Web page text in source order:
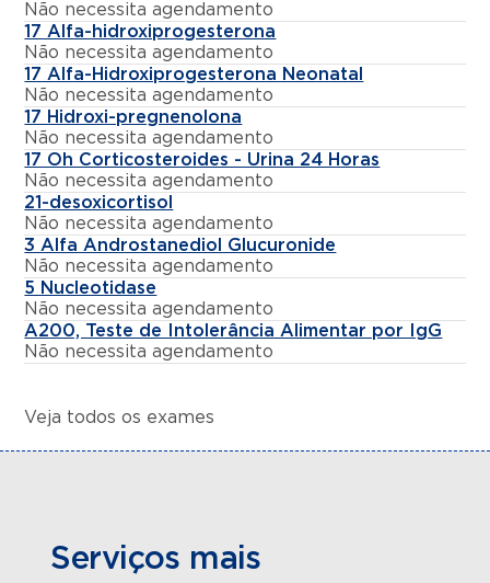
Não necessita agendamento
17 Alfa-hidroxiprogesterona
Não necessita agendamento
17 Alfa-Hidroxiprogesterona Neonatal
Não necessita agendamento
17 Hidroxi-pregnenolona
Não necessita agendamento
17 Oh Corticosteroides - Urina 24 Horas
Não necessita agendamento
21-desoxicortisol
Não necessita agendamento
3 Alfa Androstanediol Glucuronide
Não necessita agendamento
5 Nucleotidase
Não necessita agendamento
A200, Teste de Intolerância Alimentar por IgG
Não necessita agendamento
Veja todos os exames
Serviços mais